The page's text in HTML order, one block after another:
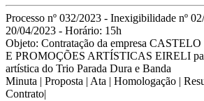
Processo nº 032/2023 - Inexigibilidade nº
20/04/2023 - Horário: 15h
Objeto: Contratação da empresa
E PROMOÇÕES ARTÍSTICAS EIRELI
artística do Trio Parada Dura e Banda
Minuta | Proposta | Ata | Homologação |
Contrato|